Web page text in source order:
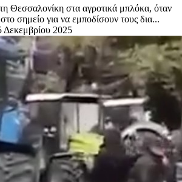
Θεσσαλονίκη στα αγροτικά μπλόκα, όταν
σημείο για να εμποδίσουν τους δια...
2025